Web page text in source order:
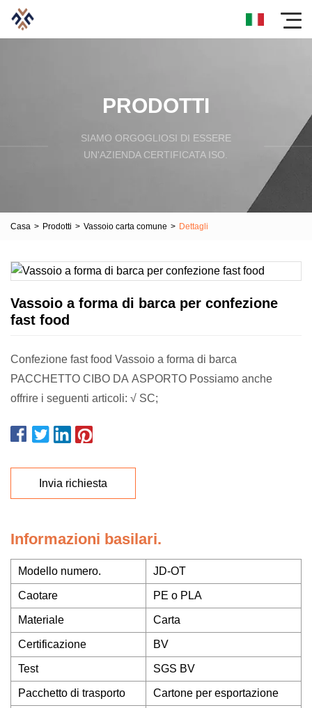
PRODOTTI
SIAMO ORGOGLIOSI DI ESSERE
UN'AZIENDA CERTIFICATA ISO.
Casa > Prodotti > Vassoio carta comune > Dettagli
Vassoio a forma di barca per confezione
fast food
Confezione fast food Vassoio a forma di barca
PACCHETTO CIBO DA ASPORTO Possiamo anche
offrire i seguenti articoli: √ SC;
Invia richiesta
Informazioni basilari.
Modello numero. JD-OT
Caotare PE o PLA
Materiale Carta
Certificazione BV
Test SGS BV
Pacchetto di trasporto Cartone per esportazione